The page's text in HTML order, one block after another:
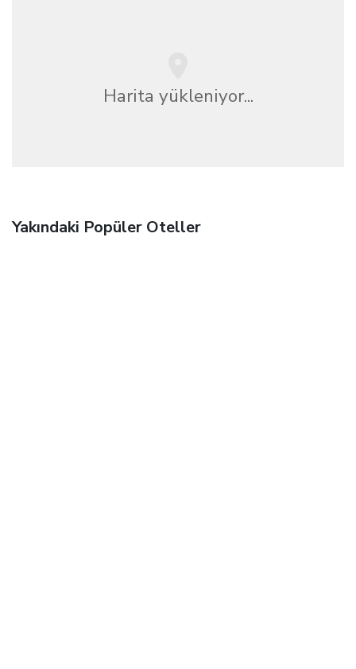
Harita yükleniyor...
Yakındaki Popüler Oteller